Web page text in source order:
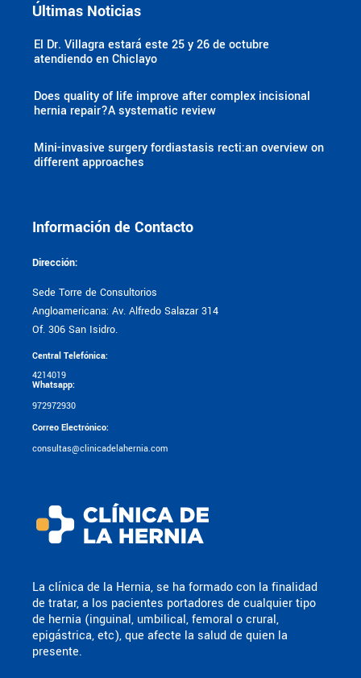
La clínica de la Hernia, se ha formado con la finalidad
de tratar, a los pacientes portadores de cualquier tipo
de hernia (inguinal, umbilical, femoral o crural,
epigástrica, etc), que afecte la salud de quien la
presente.
Información de Contacto
Dirección:
Sede Torre de Consultorios
Angloamericana: Av. Alfredo Salazar 314
Of. 306 San Isidro.
Central Telefónica:
4214019
Whatsapp:
972972930
Correo Electrónico:
consultas@clinicadelahernia.com
Últimas Noticias
El Dr. Villagra estará este 25 y 26 de octubre
atendiendo en Chiclayo
Does quality of life improve after complex incisional
hernia repair?A systematic review
Mini-invasive surgery fordiastasis recti:an overview on
different approaches